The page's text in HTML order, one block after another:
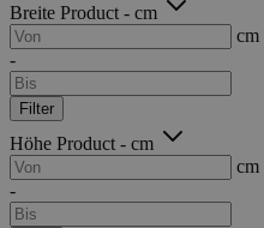
Breite Product - cm
cm
-
Filter
Höhe Product - cm
cm
-